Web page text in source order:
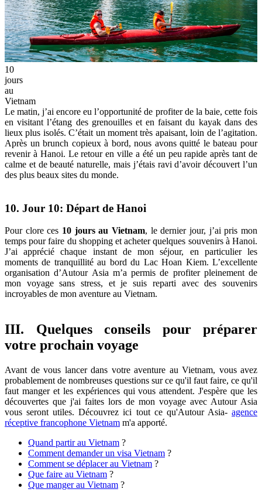
10
jours
au
Vietnam
Le matin, j’ai encore eu l’opportunité de profiter de la baie, cette fois
en visitant l’étang des grenouilles et en faisant du kayak dans des
lieux plus isolés. C’était un moment très apaisant, loin de l’agitation.
Après un brunch copieux à bord, nous avons quitté le bateau pour
revenir à Hanoi. Le retour en ville a été un peu rapide après tant de
calme et de beauté naturelle, mais j’étais ravi d’avoir découvert l’un
des plus beaux sites du monde.
10. Jour 10: Départ de Hanoi
Pour clore ces 10 jours au Vietnam, le dernier jour, j’ai pris mon
temps pour faire du shopping et acheter quelques souvenirs à Hanoi.
J’ai apprécié chaque instant de mon séjour, en particulier les
moments de tranquillité au bord du Lac Hoan Kiem. L’excellente
organisation d’Autour Asia m’a permis de profiter pleinement de
mon voyage sans stress, et je suis reparti avec des souvenirs
incroyables de mon aventure au Vietnam.
III. Quelques conseils pour préparer
votre prochain voyage
Avant de vous lancer dans votre aventure au Vietnam, vous avez
probablement de nombreuses questions sur ce qu'il faut faire, ce qu'il
faut manger et les expériences qui vous attendent. J'espère que les
découvertes que j'ai faites lors de mon voyage avec Autour Asia
vous seront utiles. Découvrez ici tout ce qu'Autour Asia- agence
réceptive francophone Vietnam m'a apporté.
Quand partir au Vietnam ?
Comment demander un visa Vietnam ?
Comment se déplacer au Vietnam ?
Que faire au Vietnam ?
Que manger au Vietnam ?